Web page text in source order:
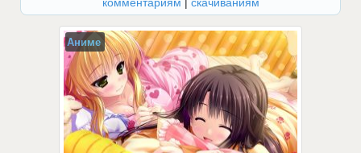
Аниме